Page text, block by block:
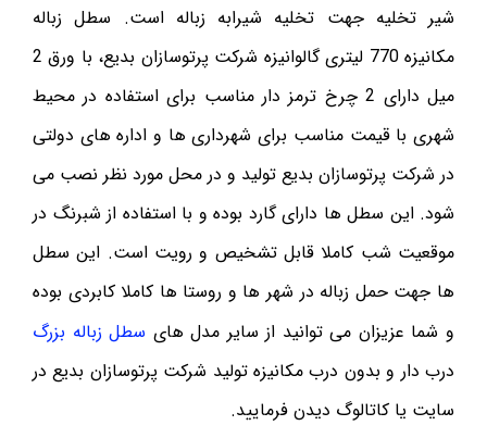
شیر تخلیه جهت تخلیه شیرابه زباله است. سطل زباله
مکانیزه 770 لیتری گالوانیزه شرکت پرتوسازان بدیع، با ورق 2
میل دارای 2 چرخ ترمز دار مناسب برای استفاده در محیط
شهری با قیمت مناسب برای شهرداری ها و اداره های دولتی
در شرکت پرتوسازان بدیع تولید و در محل مورد نظر نصب می
شود. این سطل ها دارای گارد بوده و با استفاده از شبرنگ در
موقعیت شب کاملا قابل تشخیص و رویت است. این سطل
ها جهت حمل زباله در شهر ها و روستا ها کاملا کابردی بوده
و شما عزیزان می توانید از سایر مدل های سطل زباله بزرگ
درب دار و بدون درب مکانیزه تولید شرکت پرتوسازان بدیع در
سایت یا کاتالوگ دیدن فرمایید.